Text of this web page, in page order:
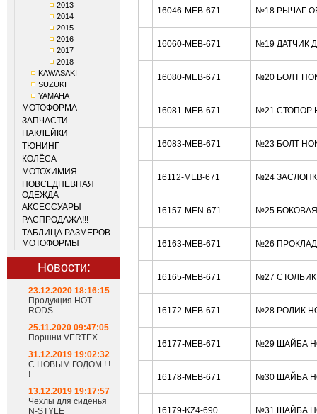
2013
2014
2015
2016
2017
2018
KAWASAKI
SUZUKI
YAMAHA
МОТОФОРМА
ЗАПЧАСТИ
НАКЛЕЙКИ
ТЮНИНГ
КОЛЁСА
МОТОХИМИЯ
ПОВСЕДНЕВНАЯ
ОДЕЖДА
АКСЕССУАРЫ
РАСПРОДАЖА!!!
ТАБЛИЦА РАЗМЕРОВ
МОТОФОРМЫ
Новости:
23.12.2020 18:16:15
Продукция HOT
RODS
25.11.2020 09:47:05
Поршни VERTEX
31.12.2019 19:02:32
С НОВЫМ ГОДОМ ! !
!
13.12.2019 19:17:57
Чехлы для сиденья
N-STYLE
16046-MEB-671 №18 РЫЧАГ
16060-MEB-671 №19 ДАТЧИК
16080-MEB-671 №20 БОЛТ
16081-MEB-671 №21 СТОПОР
16083-MEB-671 №23 БОЛТ
16112-MEB-671 №24
16157-MEN-671 №25 БОКОВАЯ
16163-MEB-671 №26
16165-MEB-671 №27 СТОЛБИК
16172-MEB-671 №28 РОЛИК
16177-MEB-671 №29 ШАЙБА
16178-MEB-671 №30 ШАЙБА
16179-KZ4-690 №31 ШАЙБА